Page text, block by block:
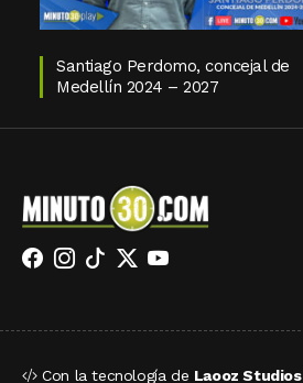
Santiago Perdomo, concejal de
Medellín 2024 – 2027
Con la tecnología de Laooz Studios